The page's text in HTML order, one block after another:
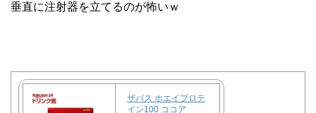
垂直に注射器を立てるのが怖いｗ
ザバス ホエイプロテ
イン100 ココア